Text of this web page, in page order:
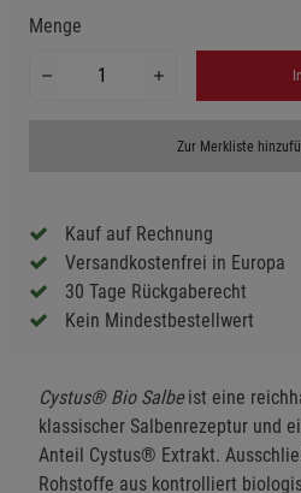
Menge
Zur Merkliste
Kauf auf Rechnung
Versandkostenfrei in Europa
30 Tage Rückgaberecht
Kein Mindestbestellwert
Cystus® Bio Salbeist eine
klassischer Salbenrezeptur und
Anteil Cystus® Extrakt.
Rohstoffe aus kontrolliert